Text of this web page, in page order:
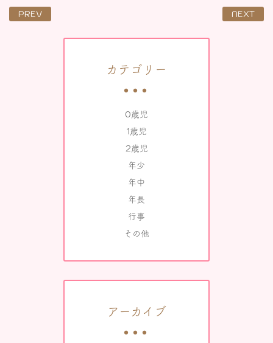
PREV NEXT
カテゴリー
0歳児
1歳児
2歳児
年少
年中
年長
行事
その他
アーカイブ